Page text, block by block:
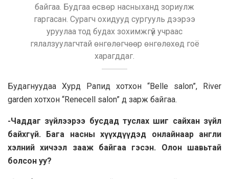
байгаа. Будгаа өсвөр насныханд зориулж
гаргасан. Сурагч охидууд сургууль дээрээ
уруулаа тод будах зохимжгүй учраас
гялалзуулагчтай өнгөлөгчөөр өнгөлөхөд гоё
харагддаг.
Будагнуудаа Хурд Рапид хотхон “Belle salon”, River
garden хотхон “Renecell salon” д зарж байгаа.
-Чаддаг зүйлээрээ бусдад туслах шиг сайхан зүйл
байхгүй. Бага насны хүүхдүүдэд онлайнаар англи
хэлний хичээл зааж байгаа гэсэн. Олон шавьтай
болсон уу?